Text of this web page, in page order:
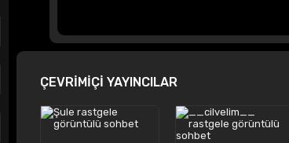
ÇEVRİMİÇİ YAYINCILAR